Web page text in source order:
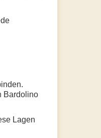
Bardolino
Lagen